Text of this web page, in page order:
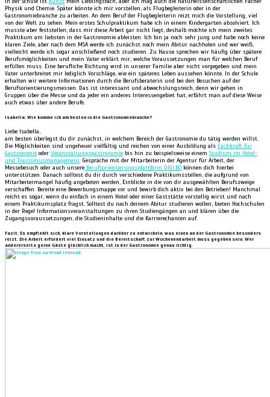
Physik und Chemie. Später könnte ich mir vorstellen, als Flugbegleiterin oder in der
Gastronomiebranche zu arbeiten. An dem Beruf der Flugbegleiterin reizt mich die Vorstellung, viel
von der Welt zu sehen. Mein erstes Schulpraktikum habe ich in einem Kindergarten absolviert. Ich
musste aber feststellen, dass mir diese Arbeit gar nicht liegt, deshalb möchte ich mein zweites
Praktikum am liebsten in der Gastronomie ableisten. Ich bin ja noch sehr jung und habe noch keine
klaren Ziele, aber nach dem MSA werde ich zunächst noch mein Abitur nachholen und wer weiß,
vielleicht werde ich sogar anschließend noch studieren. Zu Hause sprechen wir häufig über spätere
Berufsmöglichkeiten und mein Vater erklärt mir, welche Voraussetzungen man für welchen Beruf
erfüllen muss. Eine berufliche Richtung wird in unserer Familie aber nicht vorgegeben und mein
Vater unterbreitet mir lediglich Vorschläge, wie ein späteres Leben aussehen könnte. In der Schule
erhalten wir weitere Informationen durch die Berufsberaterin und bei den Besuchen auf der
Berufsorientierungsmessen. Das ist interessant und abwechslungsreich, denn wir gehen in
Gruppen über die Messe und da jeder ein anderes Interessengebiet hat, erfährt man auf diese Weise
auch etwas über andere Berufe.
Isabella: Wie komme ich am besten in die Gastronomiebranche?
Liebe Isabella,
am besten überlegst du dir zunächst, in welchem Bereich der Gastronomie du tätig werden willst.
Die Möglichkeiten sind ungeheuer vielfältig und reichen von einer Ausbildung als Fachkraft für
Gastronomie oder Veranstaltungsgastronomie bis hin zu beispielsweise einem Studium im Hotel-
und Tourismusmanagement. Gespräche mit der Mitarbeiterin der Agentur für Arbeit, der
Messebesuch oder auch unsere Berufsorientierungsplattform DIGI:BO können dich hierbei
unterstützen. Danach solltest du dir durch verschiedene Praktikumsstellen, die aufgrund von
Mitarbeitermangel häufig angeboten werden, Einblicke in die von dir ausgewählten Berufszweige
verschaffen. Bereite eine Bewerbungsmappe vor und bewirb dich aktiv bei den Betrieben! Manchmal
reicht es sogar, wenn du einfach in einem Hotel oder einer Gaststätte vorstellig wirst und nach
einem Praktikumsplatz fragst. Solltest du nach deinem Abitur studieren wollen, bieten Hochschulen
in der Regel Informationsveranstaltungen zu ihren Studiengängen an und klären über die
Zugangsvoraussetzungen, die Studieninhalte und die Karrierechancen auf.
Fazit: Es empfiehlt sich, klare Vorstellungen darüber zu entwickeln, was einen an der Gastronomie besonders
reizt. Die Arbeit erfordert viel Einsatz und die Bereitschaft zur Wochenendarbeit muss gegeben sein. Wer
andererseits gerne Gäste glücklich macht, ist in der Gastronomie genau richtig.